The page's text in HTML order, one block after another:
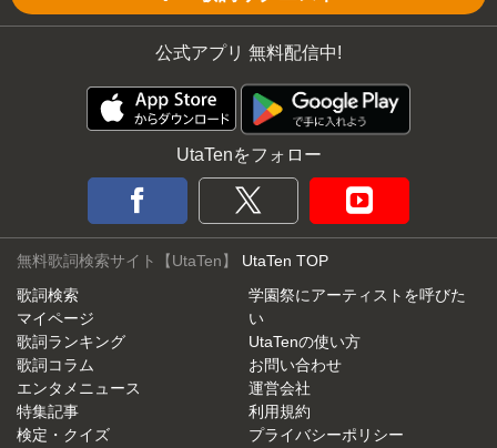
公式アプリ 無料配信中!
UtaTenをフォロー
無料歌詞検索サイト【UtaTen】 UtaTen TOP
歌詞検索
マイページ
歌詞ランキング
歌詞コラム
エンタメニュース
特集記事
検定・クイズ
学園祭にアーティストを呼びた
い
UtaTenの使い方
お問い合わせ
運営会社
利用規約
プライバシーポリシー